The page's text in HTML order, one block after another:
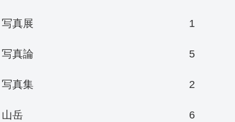
写真展 1
写真論 5
写真集 2
山岳 6